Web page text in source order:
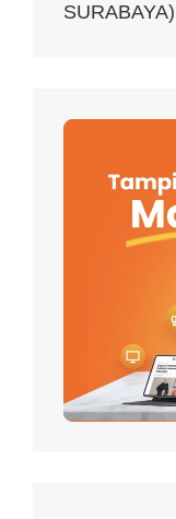
SURABAYA)